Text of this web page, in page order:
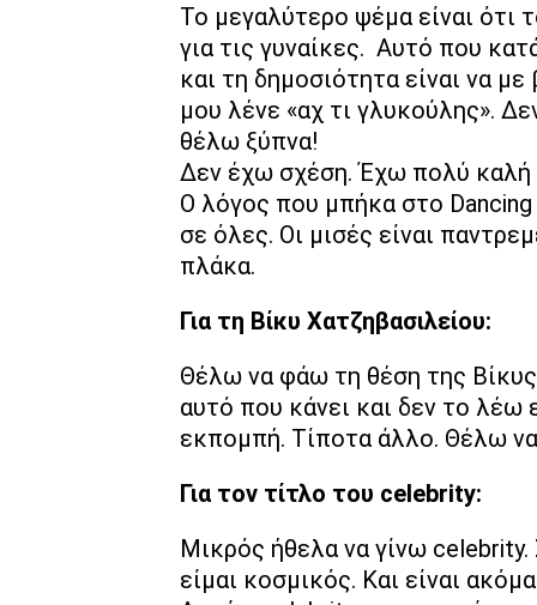
Το μεγαλύτερο ψέμα είναι ότι
για τις γυναίκες. Αυτό που
και τη δημοσιότητα είναι να
μου λένε «αχ τι γλυκούλης».
θέλω ξύπνα!
Δεν έχω σχέση. Έχω πολύ καλή
Ο λόγος που μπήκα στο Dancing
σε όλες. Οι μισές είναι
πλάκα.
Για τη Βίκυ Χατζηβασιλείου:
Θέλω να φάω τη θέση της
αυτό που κάνει και δεν το
εκπομπή. Τίποτα άλλο. Θέλω
Για τον τίτλο του celebrity:
Μικρός ήθελα να γίνω
είμαι κοσμικός. Και είναι